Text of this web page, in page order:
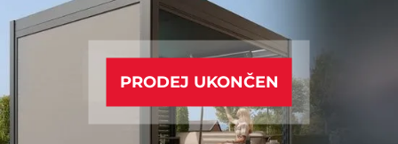
PRODEJ UKONČEN